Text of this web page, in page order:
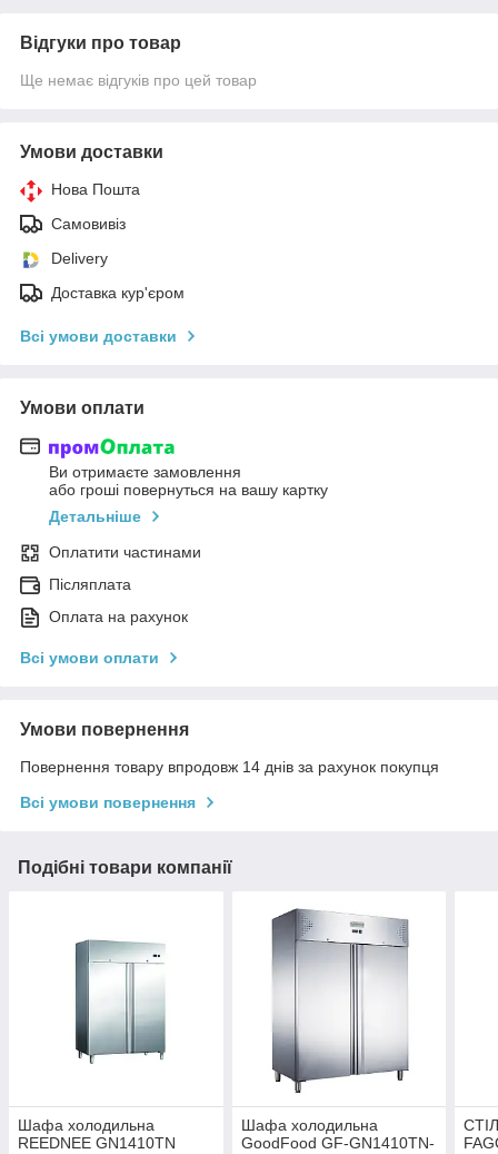
Відгуки про товар
Ще немає відгуків про цей товар
Умови доставки
Нова Пошта
Самовивіз
Delivery
Доставка кур'єром
Всі умови доставки
Умови оплати
Ви отримаєте замовлення
або гроші повернуться на вашу картку
Детальніше
Оплатити частинами
Післяплата
Оплата на рахунок
Всі умови оплати
Умови повернення
Повернення товару впродовж 14 днів за рахунок покупця
Всі умови повернення
Подібні товари компанії
Шафа холодильна
REEDNEE GN1410TN
Шафа холодильна
GoodFood GF-GN1410TN-